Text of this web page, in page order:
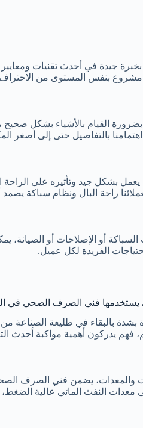
بخبرة جيدة في أحدث تقنيات
مشروع بنفس المستوى من الاحتراف
بضرورة القيام بالأشياء بشكل
اهتمامنا بالتفاصيل حتى إلى
بشكل جيد وتأثيره على الراحة
راحة البال ونظام سباكة يصمد
أو الإصلاحات أو الصيانة،
الفريدة لكل عميل.
يستخدمها فني الصرف الصحي في
بالبقاء في طليعة الصناعة من
فهم يدركون أهمية مواكبة أحدث
والمعدات، يضمن فني الصرف
النفث المائي عالية الضغط،